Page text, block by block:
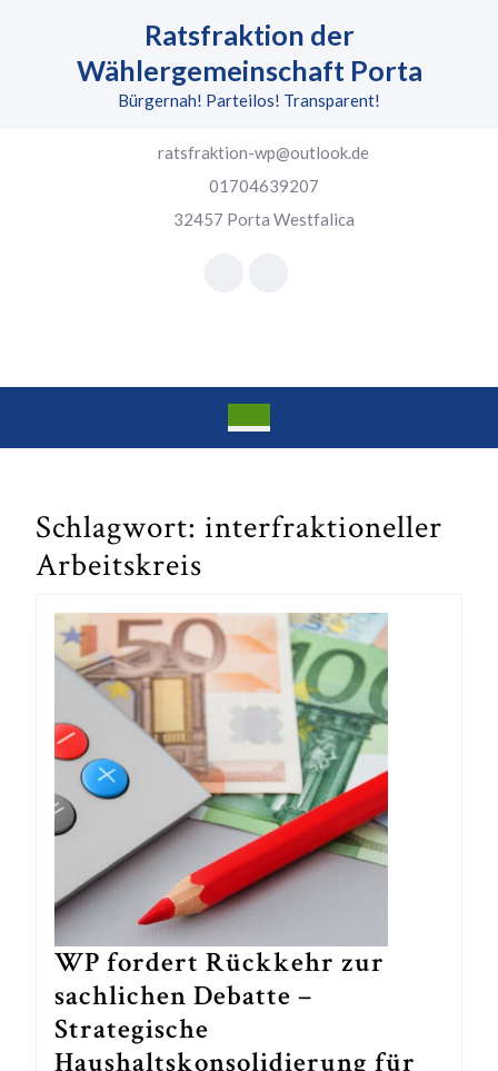
Ratsfraktion der
Wählergemeinschaft Porta
Bürgernah! Parteilos! Transparent!
ratsfraktion-wp@outlook.de
01704639207
32457 Porta Westfalica
Schlagwort: interfraktioneller
Arbeitskreis
WP fordert Rückkehr zur
sachlichen Debatte –
Strategische
Haushaltskonsolidierung für